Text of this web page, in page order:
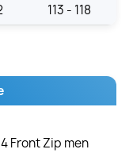
113 - 118
Front Zip men